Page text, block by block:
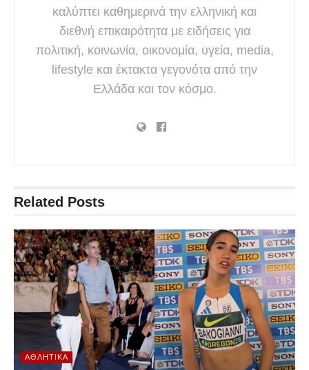
καλύπτει καθημερινά την ελληνική και
διεθνή επικαιρότητα με ειδήσεις για
πολιτική, κοινωνία, οικονομία, υγεία, media,
lifestyle και έκτακτα γεγονότα από την
Ελλάδα και τον κόσμο.
Related Posts
ΑΘΛΗΤΙΚΆ